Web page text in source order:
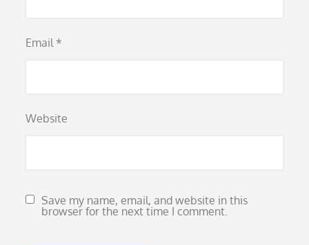
Email *
Website
Save my name, email, and website in this
browser for the next time I comment.